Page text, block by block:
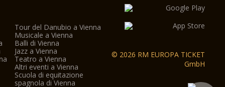
Tour del Danubio a Vienna
Musicale a Vienna
Balli di Vienna
Jazz a Vienna
Teatro a Vienna
Altri eventi a Vienna
Scuola di equitazione
spagnola di Vienna
© 2026 RM EUROPA TICKET
GmbH